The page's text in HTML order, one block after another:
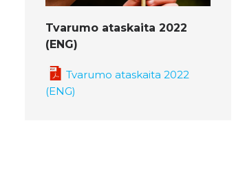
Tvarumo ataskaita 2022
(ENG)
Tvarumo ataskaita 2022
(ENG)